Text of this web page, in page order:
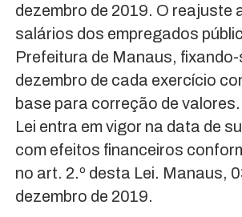
dezembro de 2019. O reajuste
salários dos empregados
Prefeitura de Manaus, fixando-
dezembro de cada exercício
base para correção de
Lei entra em vigor na data de
com efeitos financeiros
no art. 2.º desta Lei. Manaus,
dezembro de 2019.